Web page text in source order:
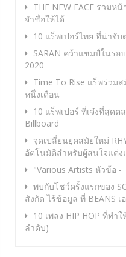
THE NEW FACE รวม
จำชื่อให้ได้
10 แร็พเปอร์ไทย ที่น่าจับ
SARAN คว้าแชมป์ในร
2020
Time To Rise แร็พร่วม
หนึ่งเดือน
10 แร็พเปอร์ ที่เจ๋งที่สุด
Billboard
จุดเปลี่ยนยุคสมัยใหม่
อัตโนมัติสำหรับผู้สนใจแต่ง
"Various Artists หัวข้อ -
พบกับโชว์ครั้งแรกของ
สังกัด ไร้ข้อมูล ที่ BEANS เ
10 เพลง HIP HOP ที่ทำ
ลำดับ)